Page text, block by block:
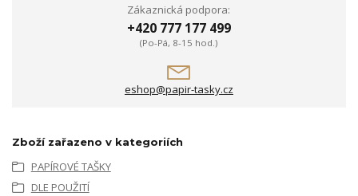
Zákaznická podpora:
+420 777 177 499
(Po-Pá, 8-15 hod.)
eshop@papir-tasky.cz
Zboží zařazeno v kategoriích
PAPÍROVÉ TAŠKY
DLE POUŽITÍ